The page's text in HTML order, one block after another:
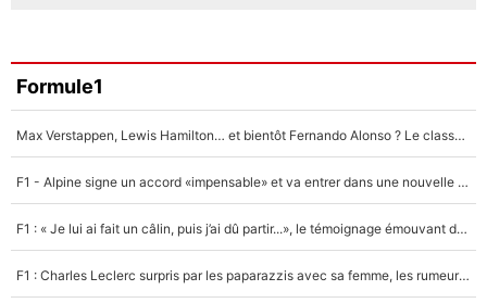
Formule1
Max Verstappen, Lewis Hamilton… et bientôt Fernando Alonso ? Le classement des pilotes les mieux payés en Formule 1 risque de changer !
F1 - Alpine signe un accord «impensable» et va entrer dans une nouvelle dimension : Grande nouvelle pour Pierre Gasly !
F1 : « Je lui ai fait un câlin, puis j’ai dû partir...», le témoignage émouvant de Max Verstappen sur sa fille
F1 : Charles Leclerc surpris par les paparazzis avec sa femme, les rumeurs étaient vraies !